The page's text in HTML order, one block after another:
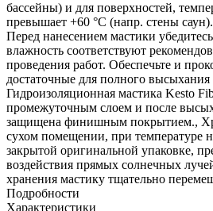
бассейны) и для поверхностей,
превышает +60 °С (напр. стены
Перед нанесением мастики
влажность соответствуют
проведения работ. Обеспечьте и
достаточные для полного высыхания
Гидроизоляционная мастика Kesto
промежуточным слоем и после
защищена финишным покрытием.,
сухом помещении, при температуре
закрытой оригинальной упаковке,
воздействия прямых солнечных
хранения мастику тщательно
Подробности
Характеристики